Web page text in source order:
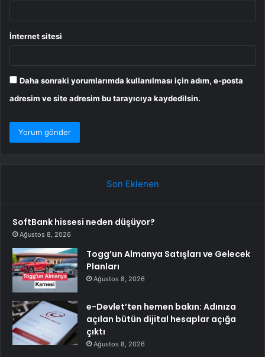
İnternet sitesi
Daha sonraki yorumlarımda kullanılması için adım, e-posta
adresim ve site adresim bu tarayıcıya kaydedilsin.
Son Eklenen
SoftBank hissesi neden düşüyor?
Ağustos 8, 2026
Togg’un Almanya Satışları ve Gelecek
Planları
Ağustos 8, 2026
e-Devlet’ten hemen bakın: Adınıza
açılan bütün dijital hesaplar açığa
çıktı
Ağustos 8, 2026